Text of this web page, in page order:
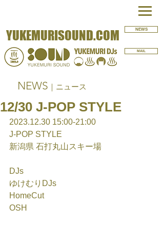
YUKEMURISOUND.COM NEWS
MAIL
NEWS ｜ニュース
12/30 J-POP STYLE
2023.12.30 15:00-21:00
J-POP STYLE
新潟県 石打丸山スキー場
DJs
ゆけむりDJs
HomeCut
OSH